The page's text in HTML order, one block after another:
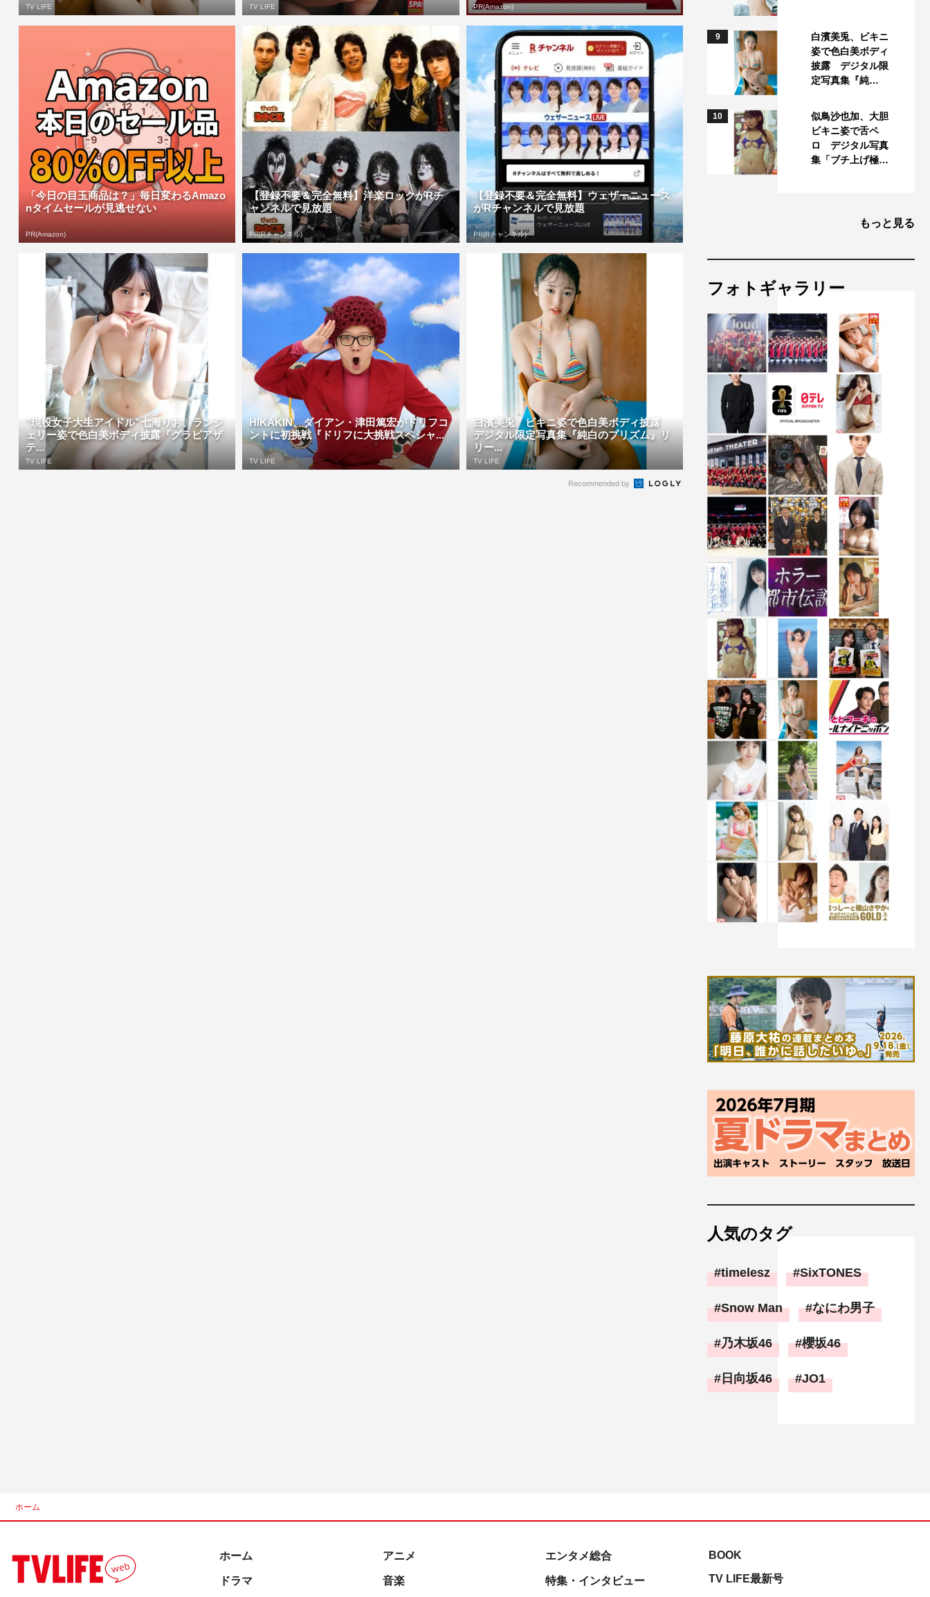
TV LIFE TV LIFE PR(Amazon)
「今日の目玉商品は？」毎日変わるAmazo
nタイムセールが見逃せない
PR(Amazon)
【登録不要＆完全無料】洋楽ロックがRチ
ャンネルで見放題
PR(Rチャンネル)
【登録不要＆完全無料】ウェザーニュース
がRチャンネルで見放題
PR(Rチャンネル)
”現役女子大生アイドル”七海りお、ランジ
ェリー姿で色白美ボディ披露『グラビアザ
テ...
TV LIFE
HIKAKIN、ダイアン・津田篤宏がドリフコ
ントに初挑戦『ドリフに大挑戦スペシャ...
TV LIFE
白濱美兎、ビキニ姿で色白美ボディ披露
デジタル限定写真集『純白のプリズム』リ
リー...
TV LIFE
Recommended by
9
白濱美兎、ビキニ
姿で色白美ボディ
披露 デジタル限
定写真集『純…
10
似鳥沙也加、大胆
ビキニ姿で舌ペ
ロ デジタル写真
集「ブチ上げ極…
もっと見る
フォトギャラリー
人気のタグ
timelesz SixTONES
Snow Man なにわ男子
乃木坂46 櫻坂46
日向坂46 JO1
ホーム
ホーム
ドラマ
アニメ
音楽
エンタメ総合
特集・インタビュー
BOOK
TV LIFE最新号